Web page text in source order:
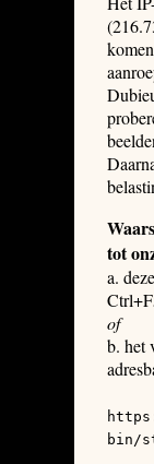
tot
a.
of
b. het
bin/